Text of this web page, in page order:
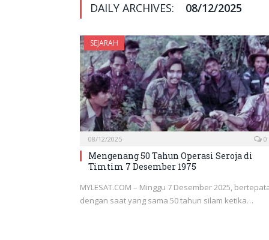
DAILY ARCHIVES: 08/12/2025
SEJARAH
08/12/2025 0
Mengenang 50 Tahun Operasi Seroja di
Timtim 7 Desember 1975
MYLESAT.COM – Minggu 7 Desember 2025,
dengan saat yang sama 50 tahun silam ketika…